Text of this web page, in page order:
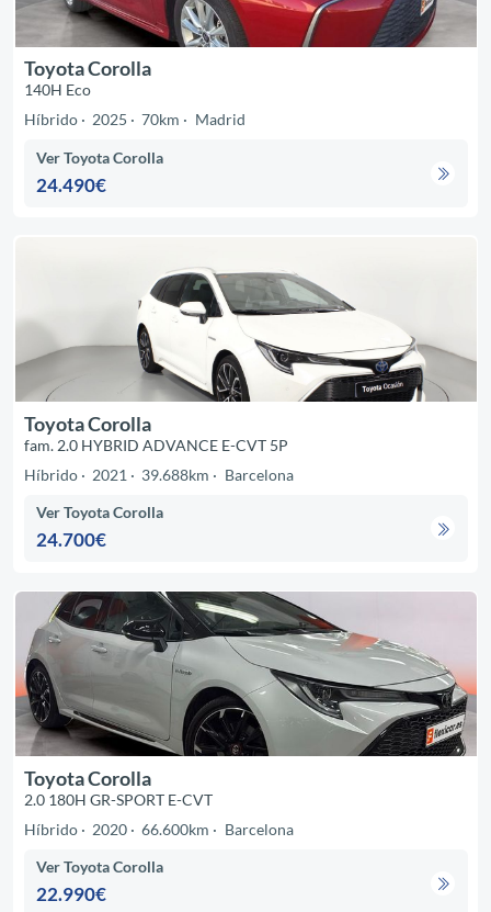
Toyota Corolla
140H Eco
Híbrido
2025 70km Madrid
Ver Toyota Corolla
24.490€
Toyota Corolla
fam. 2.0 HYBRID ADVANCE E-CVT 5P
Híbrido
2021 39.688km Barcelona
Ver Toyota Corolla
24.700€
Toyota Corolla
2.0 180H GR-SPORT E-CVT
Híbrido
2020 66.600km Barcelona
Ver Toyota Corolla
22.990€